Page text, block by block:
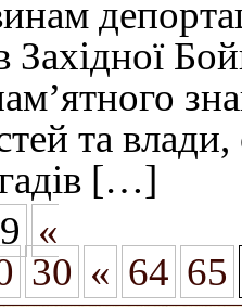
Західної
та влади,
[…]
«
30 « 64 65